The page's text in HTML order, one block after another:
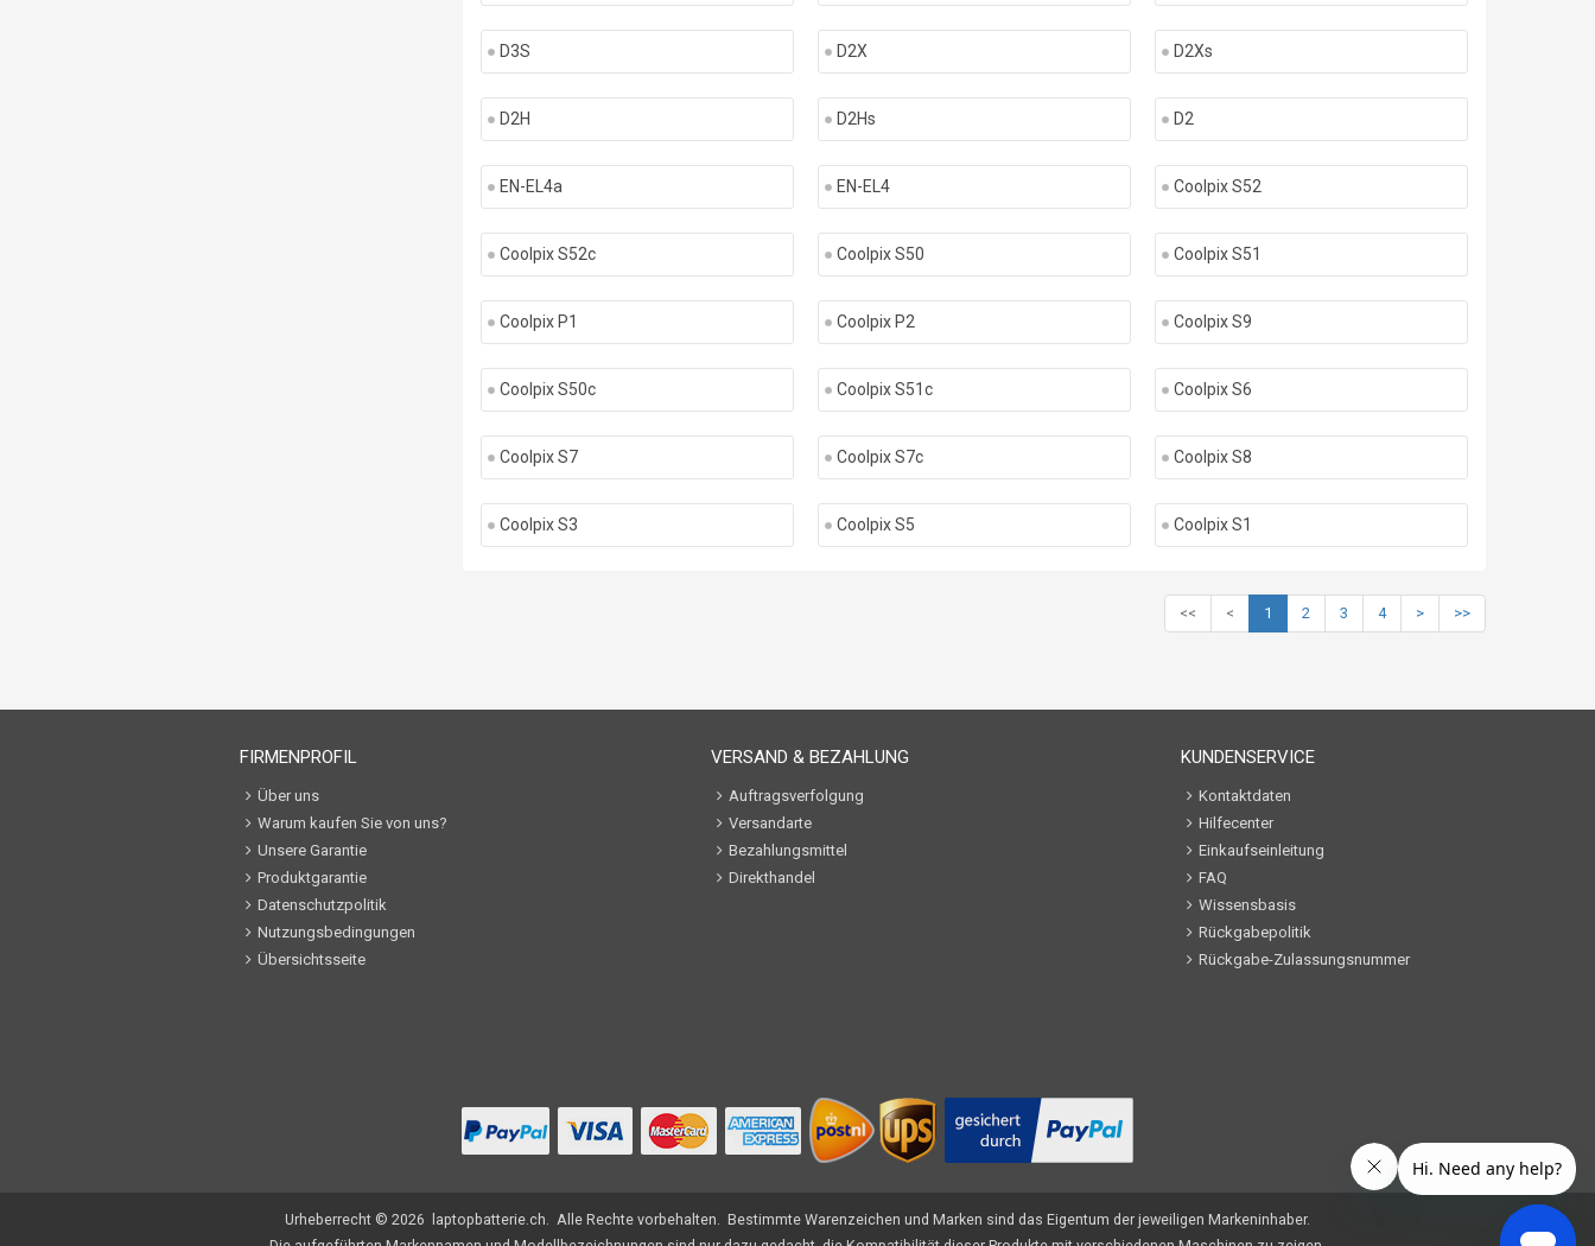
D3S D2X D2Xs
D2H D2Hs D2
EN-EL4a EN-EL4 Coolpix S52
Coolpix S52c Coolpix S50 Coolpix S51
Coolpix P1 Coolpix P2 Coolpix S9
Coolpix S50c Coolpix S51c Coolpix S6
Coolpix S7 Coolpix S7c Coolpix S8
Coolpix S3 Coolpix S5 Coolpix S1
<< < 1 2 3 4 > >>
FIRMENPROFIL
Über uns
Warum kaufen Sie von uns?
Unsere Garantie
Produktgarantie
Datenschutzpolitik
Nutzungsbedingungen
Übersichtsseite
VERSAND & BEZAHLUNG
Auftragsverfolgung
Versandarte
Bezahlungsmittel
Direkthandel
KUNDENSERVICE
Kontaktdaten
Hilfecenter
Einkaufseinleitung
FAQ
Wissensbasis
Rückgabepolitik
Rückgabe-Zulassungsnummer
Urheberrecht © 2026 laptopbatterie.ch. Alle Rechte vorbehalten. Bestimmte Warenzeichen und Marken sind das Eigentum der jeweiligen Markeninhaber.